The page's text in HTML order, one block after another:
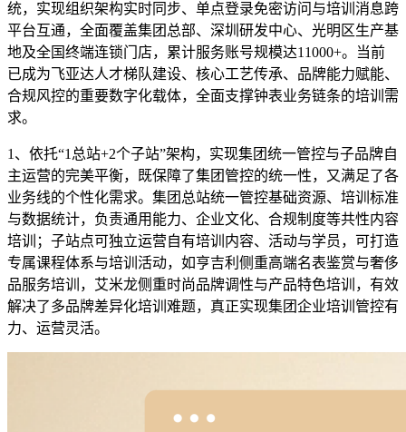
统，实现组织架构实时同步、单点登录免密访问与培训消息跨
平台互通，全面覆盖集团总部、深圳研发中心、光明区生产基
地及全国终端连锁门店，累计服务账号规模达11000+。当前
已成为飞亚达人才梯队建设、核心工艺传承、品牌能力赋能、
合规风控的重要数字化载体，全面支撑钟表业务链条的培训需
求。
1、 依托“1总站+2个子站”架构，实现集团统一管控与子品牌自
主运营的完美平衡，既保障了集团管控的统一性，又满足了各
业务线的个性化需求。集团总站统一管控基础资源、培训标准
与数据统计，负责通用能力、企业文化、合规制度等共性内容
培训；子站点可独立运营自有培训内容、活动与学员，可打造
专属课程体系与培训活动，如亨吉利侧重高端名表鉴赏与奢侈
品服务培训，艾米龙侧重时尚品牌调性与产品特色培训，有效
解决了多品牌差异化培训难题，真正实现集团企业培训管控有
力、运营灵活。